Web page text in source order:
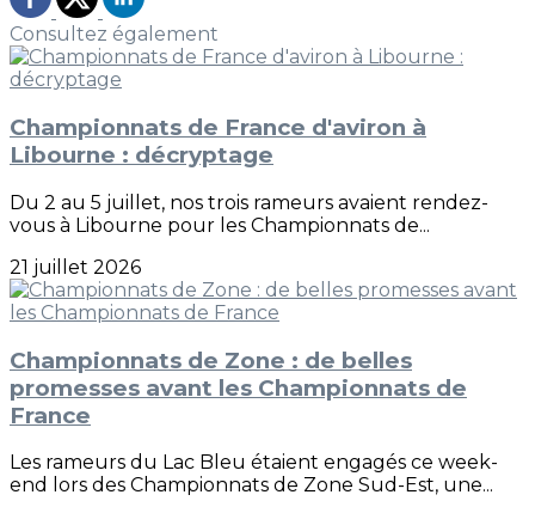
Consultez également
Championnats de France d'aviron à
Libourne : décryptage
Du 2 au 5 juillet, nos trois rameurs avaient rendez-
vous à Libourne pour les Championnats de...
21 juillet 2026
Championnats de Zone : de belles
promesses avant les Championnats de
France
Les rameurs du Lac Bleu étaient engagés ce week-
end lors des Championnats de Zone Sud-Est, une...